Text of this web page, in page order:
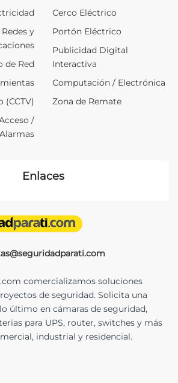
comercializamos soluciones
de seguridad. Solicita una
último en cámaras de seguridad,
para UPS, router, switches y más
industrial y residencial.
Redes y
de Red
(CCTV)
/
Alarmas
Cerco Eléctrico
Portón Eléctrico
Publicidad Digital
Interactiva
Computación / Electrónica
Zona de Remate
Enlaces